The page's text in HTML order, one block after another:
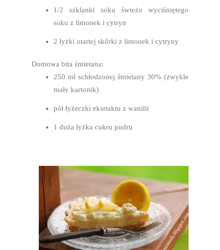
1/2 szklanki soku świeżo wyciśniętego
soku z limonek i cytryn
2 łyżki otartej skórki z limonek i cytryny
Domowa bita śmietana:
250 ml schłodzonej śmietany 30% (zwykle
mały kartonik)
pół łyżeczki eksrtaktu z wanilii
1 duża łyżka cukru pudru